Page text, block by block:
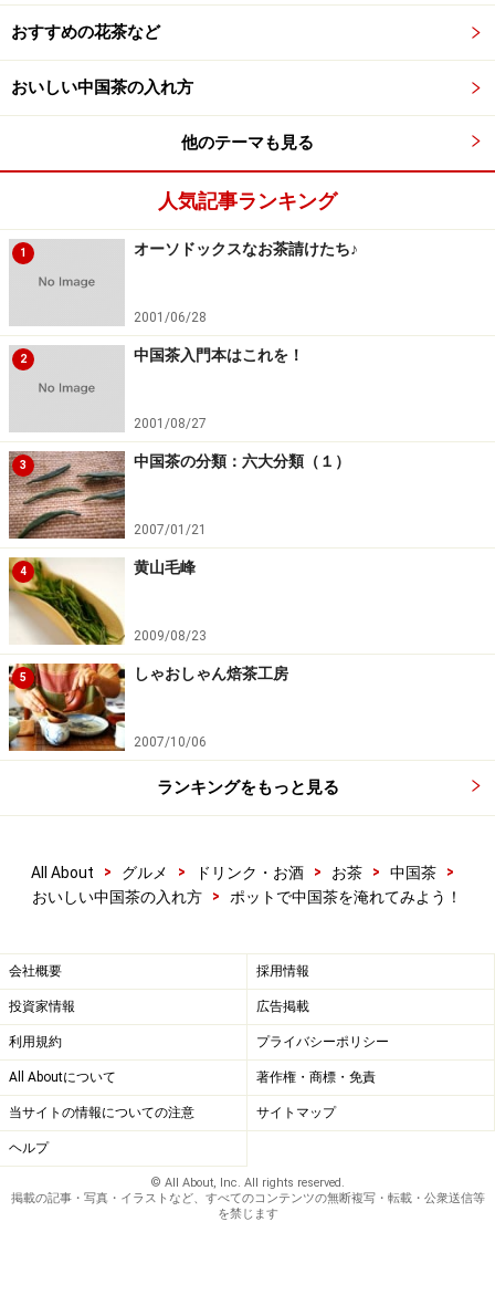
おすすめの花茶など
おいしい中国茶の入れ方
他のテーマも見る
人気記事ランキング
1 オーソドックスなお茶請けたち♪
2001/06/28
2 中国茶入門本はこれを！
2001/08/27
3 中国茶の分類：六大分類（１）
2007/01/21
4 黄山毛峰
2009/08/23
5 しゃおしゃん焙茶工房
2007/10/06
ランキングをもっと見る
All About > グルメ > ドリンク・お酒 > お茶 > 中国茶
>
おいしい中国茶の入れ方
> ポットで中国茶を淹れてみよう！
会社概要 採用情報
投資家情報 広告掲載
利用規約 プライバシーポリシー
All Aboutについて 著作権・商標・免責
当サイトの情報についての注意 サイトマップ
ヘルプ
© All About, Inc. All rights reserved.
掲載の記事・写真・イラストなど、すべてのコンテンツの無断複写・転載・公衆送信等
を禁じます